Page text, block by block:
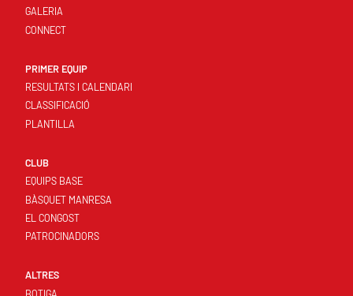
GALERIA
CONNECT
PRIMER EQUIP
RESULTATS I CALENDARI
CLASSIFICACIÓ
PLANTILLA
CLUB
EQUIPS BASE
BÀSQUET MANRESA
EL CONGOST
PATROCINADORS
ALTRES
BOTIGA